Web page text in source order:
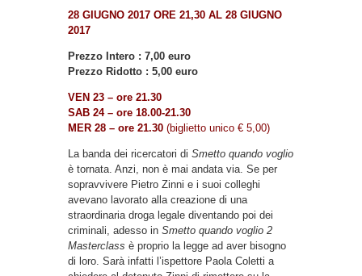
28 GIUGNO 2017 ORE 21,30 AL 28 GIUGNO
2017
Prezzo Intero : 7,00 euro
Prezzo Ridotto : 5,00 euro
VEN 23 – ore 21.30
SAB 24 – ore 18.00-21.30
MER 28 – ore 21.30 (biglietto unico € 5,00)
La banda dei ricercatori di Smetto quando voglio
è tornata. Anzi, non è mai andata via. Se per
sopravvivere Pietro Zinni e i suoi colleghi
avevano lavorato alla creazione di una
straordinaria droga legale diventando poi dei
criminali, adesso in Smetto quando voglio 2
Masterclass è proprio la legge ad aver bisogno
di loro. Sarà infatti l’ispettore Paola Coletti a